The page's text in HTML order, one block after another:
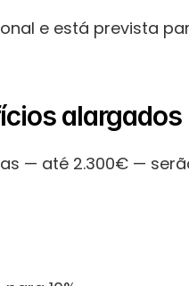
e está prevista
alargados
— até 2.300€ —